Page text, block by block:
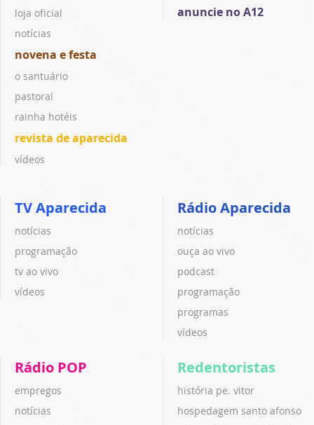
loja oficial
notícias
novena e festa
o santuário
pastoral
rainha hotéis
revista de aparecida
vídeos
anuncie no A12
TV Aparecida
notícias
programação
tv ao vivo
vídeos
Rádio Aparecida
notícias
ouça ao vivo
podcast
programação
programas
vídeos
Rádio POP
empregos
notícias
Redentoristas
história pe. vitor
hospedagem santo afonso